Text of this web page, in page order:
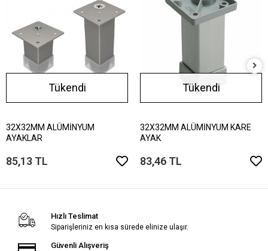
Tükendi
32X32MM ALÜMİNYUM
AYAKLAR
85,13 TL
Tükendi
32X32MM ALÜMİNYUM KARE
AYAK
83,46 TL
Hızlı Teslimat
Siparişleriniz en kısa sürede elinize ulaşır.
Güvenli Alışveriş